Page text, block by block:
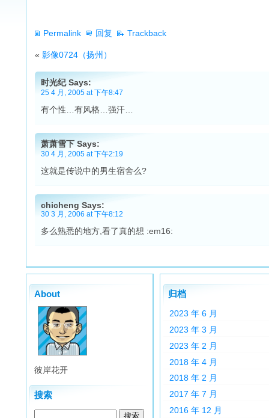
Permalink 回复 Trackback
« 影像0724（扬州）
时光纪 Says:
25 4 月, 2005 at 下午8:47
有个性…有风格…强汗…
萧萧雪下 Says:
30 4 月, 2005 at 下午2:19
这就是传说中的男生宿舍么?
chicheng Says:
30 3 月, 2006 at 下午8:12
多么熟悉的地方,看了真的想 :em16:
About
彼岸花开
搜索
归档
2023 年 6 月
2023 年 3 月
2023 年 2 月
2018 年 4 月
2018 年 2 月
2017 年 7 月
2016 年 12 月